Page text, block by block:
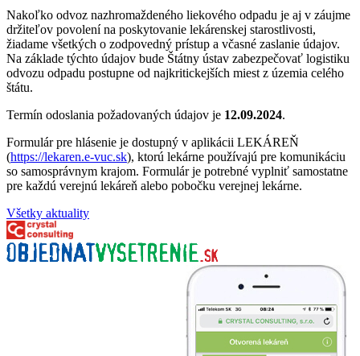
Nakoľko odvoz nazhromaždeného liekového odpadu je aj v záujme
držiteľov povolení na poskytovanie lekárenskej starostlivosti,
žiadame všetkých o zodpovedný prístup a včasné zaslanie údajov.
Na základe týchto údajov bude Štátny ústav zabezpečovať logistiku
odvozu odpadu postupne od najkritickejších miest z územia celého
štátu.
Termín odoslania požadovaných údajov je 12.09.2024.
Formulár pre hlásenie je dostupný v aplikácii LEKÁREŇ
(https://lekaren.e-vuc.sk), ktorú lekárne používajú pre komunikáciu
so samosprávnym krajom. Formulár je potrebné vyplniť samostatne
pre každú verejnú lekáreň alebo pobočku verejnej lekárne.
Všetky aktuality